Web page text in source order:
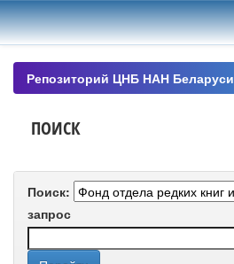
Skip
navigation
Репозиторий ЦНБ НАН Беларуси
ПОИСК
Поиск:
запрос